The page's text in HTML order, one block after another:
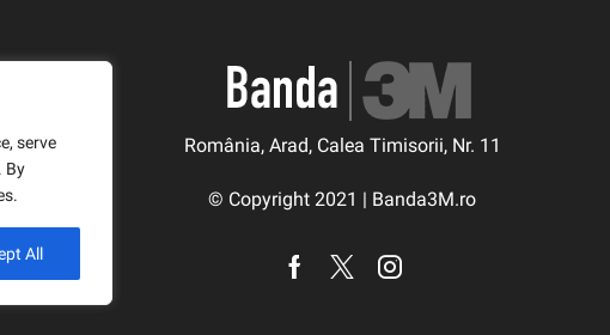
serve
By
All
România, Arad, Calea Timisorii, Nr. 11
© Copyright 2021 | Banda3M.ro
Facebook
TwitterInstagram